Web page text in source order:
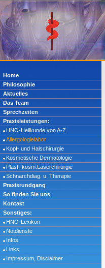
Home
Philosophie
Aktuelles
Das Team
Sprechzeiten
Praxisleistungen:
HNO-Heilkunde von A-Z
Allergologielabor
Kopf- und Halschirurgie
Kosmetische Dermatologie
Plast.-kosm.Laserchirurgie
Schnarchdiag. u. Therapie
Praxisrundgang
So finden Sie uns
Kontakt
Sonstiges:
HNO-Lexikon
Notdienste
Infos
Links
Impressum, Disclaimer